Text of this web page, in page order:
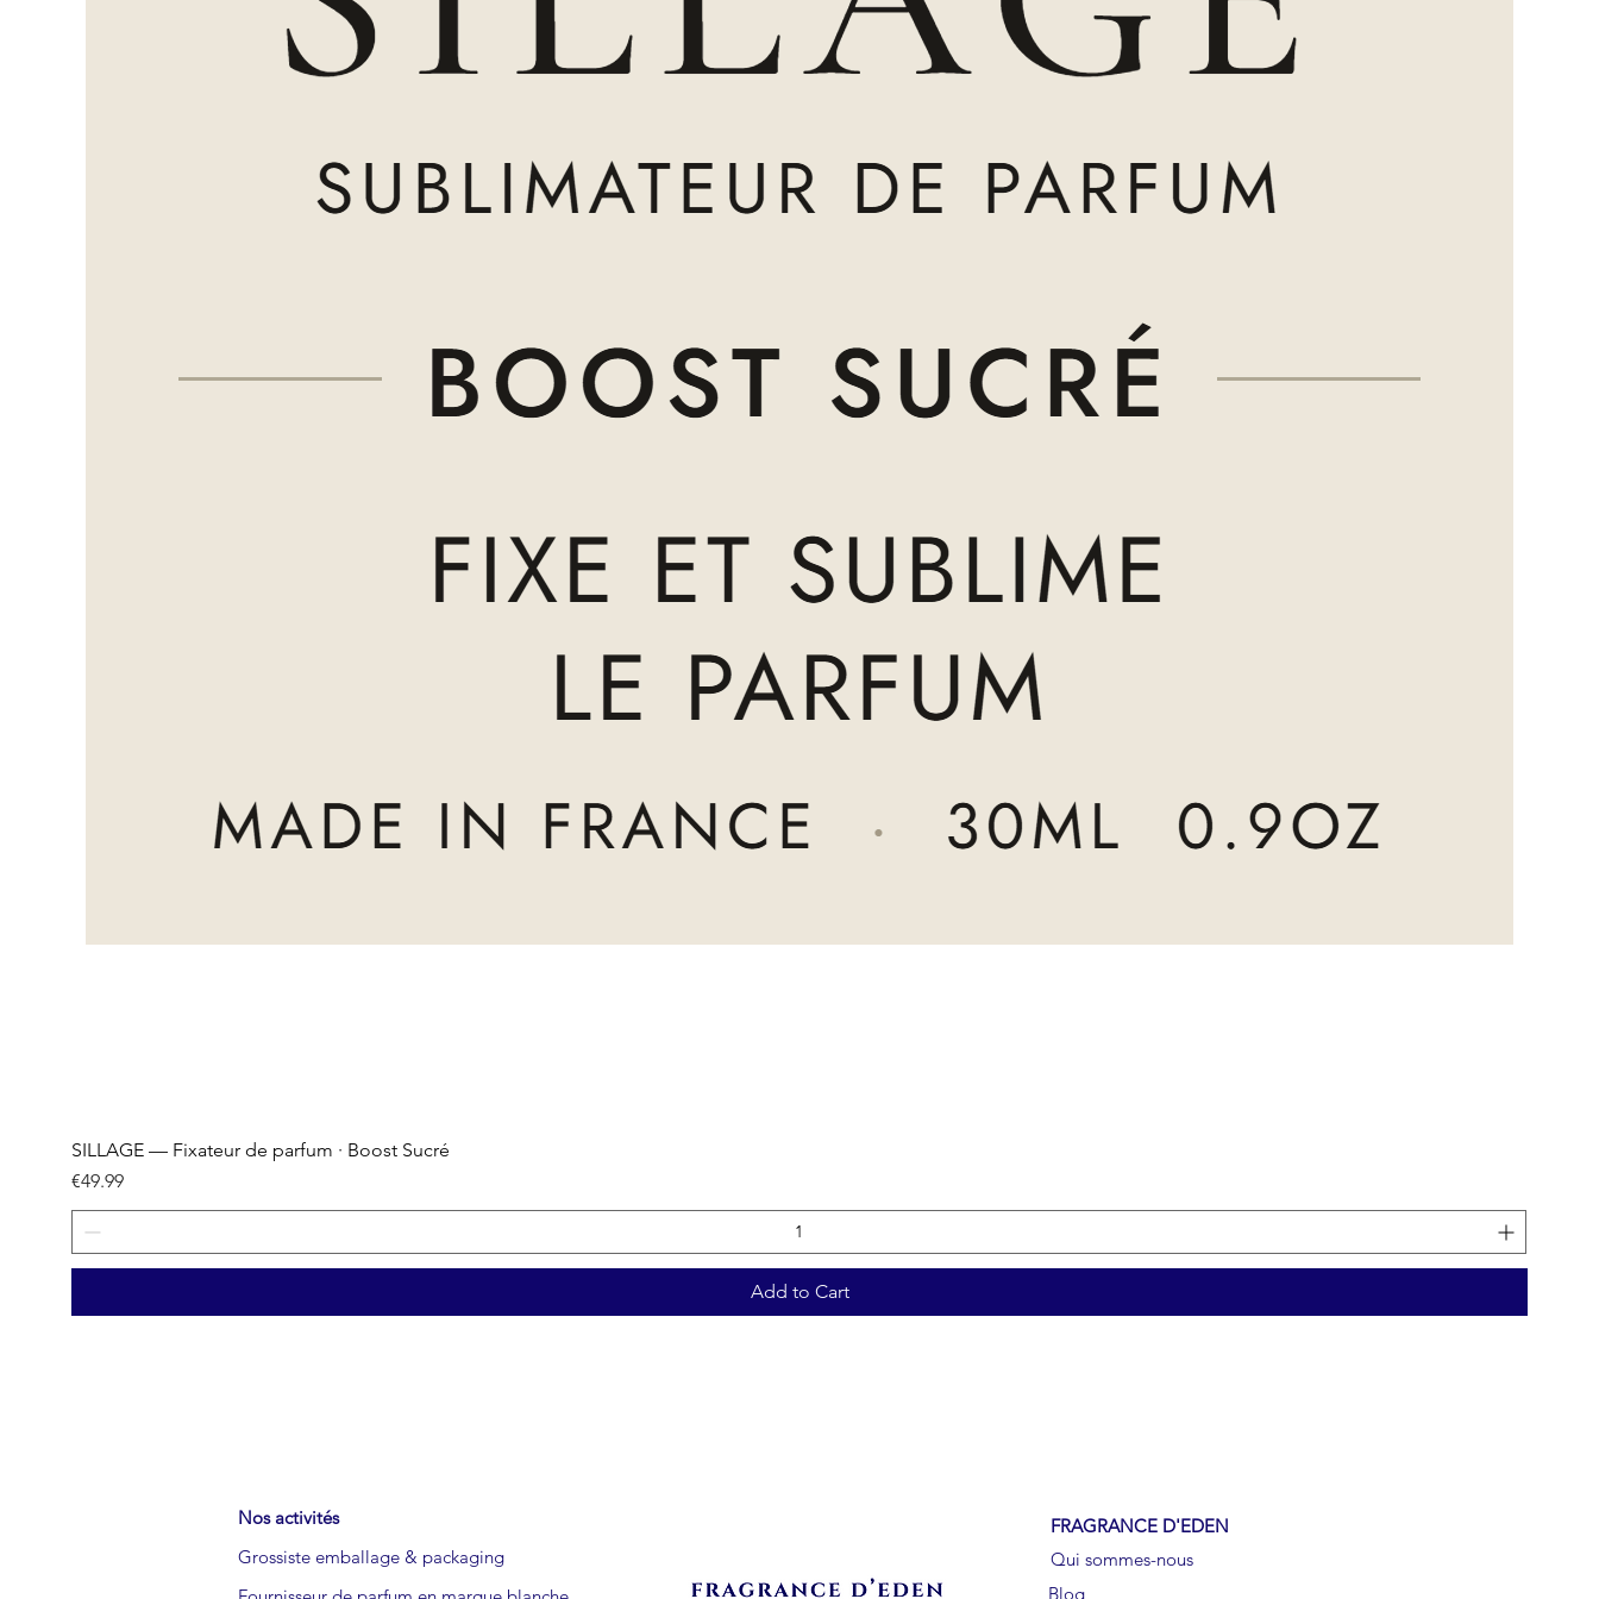
SILLAGE — Fixateur de parfum · Boost Sucré
Price
€49.99
Add to Cart
Nos activités
Grossiste emballage & packaging
FRAGRANCE D'EDEN
Qui sommes-nous
Blog